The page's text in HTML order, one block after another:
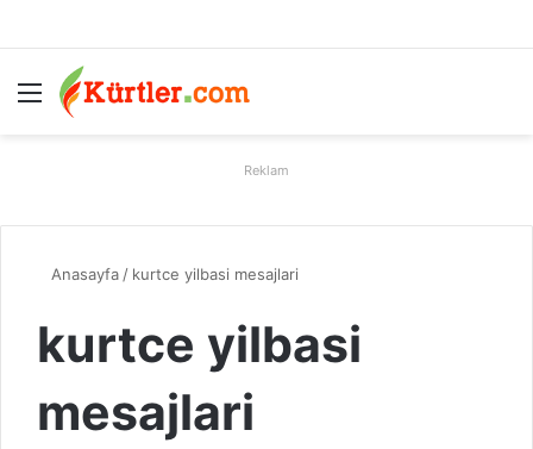
Menü
Reklam
Anasayfa / kurtce yilbasi mesajlari
kurtce yilbasi
mesajlari